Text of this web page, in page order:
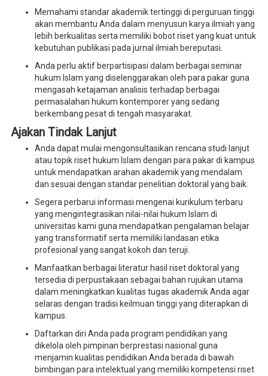
Memahami standar akademik tertinggi di perguruan tinggi
akan membantu Anda dalam menyusun karya ilmiah yang
lebih berkualitas serta memiliki bobot riset yang kuat untuk
kebutuhan publikasi pada jurnal ilmiah bereputasi.
Anda perlu aktif berpartisipasi dalam berbagai seminar
hukum Islam yang diselenggarakan oleh para pakar guna
mengasah ketajaman analisis terhadap berbagai
permasalahan hukum kontemporer yang sedang
berkembang pesat di tengah masyarakat.
Ajakan Tindak Lanjut
Anda dapat mulai mengonsultasikan rencana studi lanjut
atau topik riset hukum Islam dengan para pakar di kampus
untuk mendapatkan arahan akademik yang mendalam
dan sesuai dengan standar penelitian doktoral yang baik.
Segera perbarui informasi mengenai kurikulum terbaru
yang mengintegrasikan nilai-nilai hukum Islam di
universitas kami guna mendapatkan pengalaman belajar
yang transformatif serta memiliki landasan etika
profesional yang sangat kokoh dan teruji.
Manfaatkan berbagai literatur hasil riset doktoral yang
tersedia di perpustakaan sebagai bahan rujukan utama
dalam meningkatkan kualitas tugas akademik Anda agar
selaras dengan tradisi keilmuan tinggi yang diterapkan di
kampus.
Daftarkan diri Anda pada program pendidikan yang
dikelola oleh pimpinan berprestasi nasional guna
menjamin kualitas pendidikan Anda berada di bawah
bimbingan para intelektual yang memiliki kompetensi riset